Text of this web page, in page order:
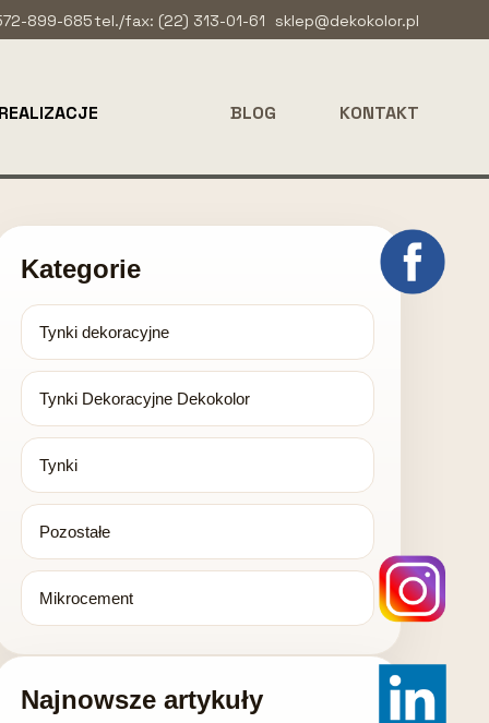
KONTAKT
BLOG
REALIZACJE
sklep@dekokolor.pl
tel./fax: (22) 313-01-61
899-685
Kategorie
Tynki dekoracyjne
Tynki Dekoracyjne Dekokolor
Tynki
Pozostałe
Mikrocement
Najnowsze artykuły